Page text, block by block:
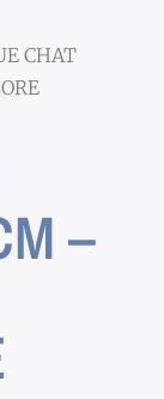
CHAT
–